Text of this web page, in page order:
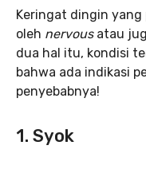
Keringat dingin
oleh nervousatau
dua hal itu, kondisi
bahwa ada indikasi
penyebabnya!
1. Syok